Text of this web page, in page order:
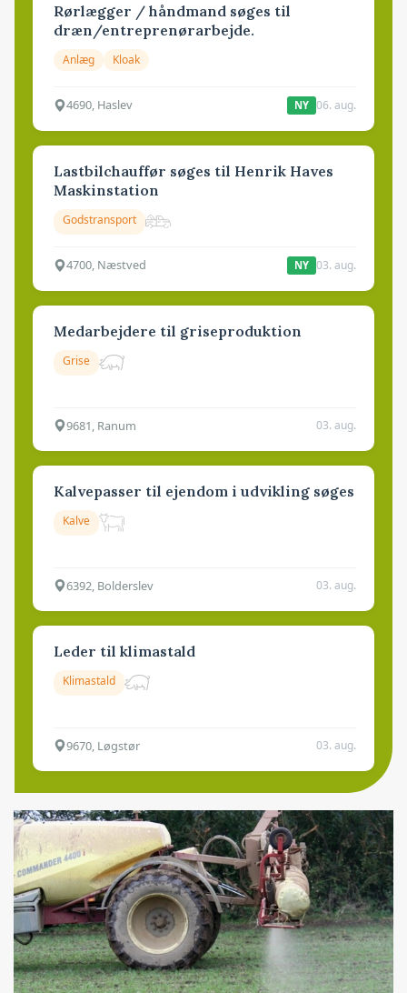
Rørlægger / håndmand søges til
dræn/entreprenørarbejde.
Anlæg Kloak
4690, Haslev NY 06. aug.
Lastbilchauffør søges til Henrik Haves
Maskinstation
Godstransport
4700, Næstved NY 03. aug.
Medarbejdere til griseproduktion
Grise
9681, Ranum 03. aug.
Kalvepasser til ejendom i udvikling søges
Kalve
6392, Bolderslev 03. aug.
Leder til klimastald
Klimastald
9670, Løgstør 03. aug.